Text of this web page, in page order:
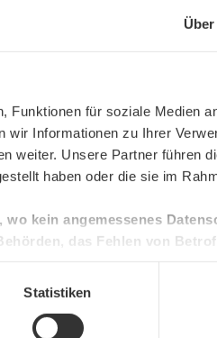
Funktionen für soziale Medien
wir Informationen zu Ihrer
weiter. Unsere Partner führen
haben oder die sie im
kein angemessenes
das Fehlen von
Ihre
betreiben zu können.
Statistiken